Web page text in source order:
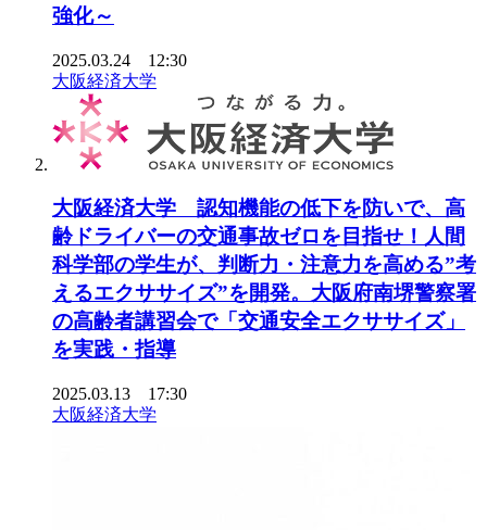
強化～
2025.03.24 12:30
大阪経済大学
大阪経済大学 認知機能の低下を防いで、高
齢ドライバーの交通事故ゼロを目指せ！人間
科学部の学生が、判断力・注意力を高める”考
えるエクササイズ”を開発。大阪府南堺警察署
の高齢者講習会で「交通安全エクササイズ」
を実践・指導
2025.03.13 17:30
大阪経済大学